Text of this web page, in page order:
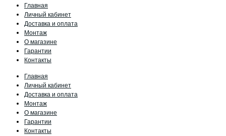
Главная
Личный кабинет
Доставка и оплата
Монтаж
О магазине
Гарантии
Контакты
Главная
Личный кабинет
Доставка и оплата
Монтаж
О магазине
Гарантии
Контакты